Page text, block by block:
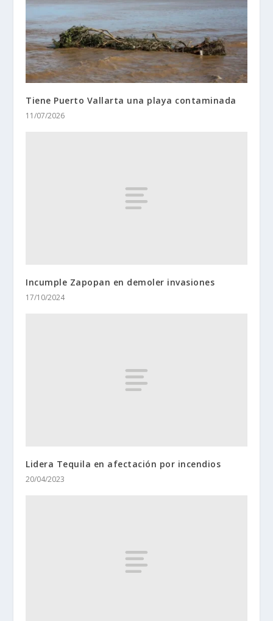
Tiene Puerto Vallarta una playa contaminada
11/07/2026
Incumple Zapopan en demoler invasiones
17/10/2024
Lidera Tequila en afectación por incendios
20/04/2023